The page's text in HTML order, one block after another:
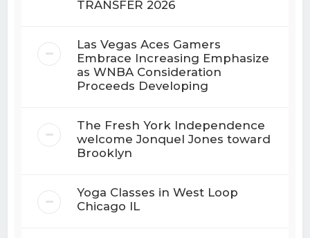
TRANSFER 2026
Las Vegas Aces Gamers
Embrace Increasing Emphasize
as WNBA Consideration
Proceeds Developing
The Fresh York Independence
welcome Jonquel Jones toward
Brooklyn
Yoga Classes in West Loop
Chicago IL